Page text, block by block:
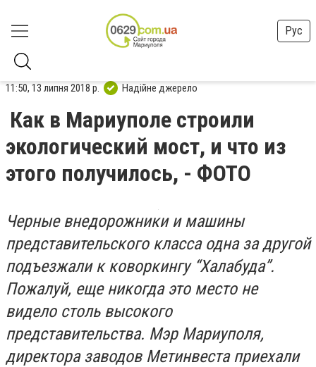
Рус
11:50, 13 липня 2018 р. Надійне джерело
Как в Мариуполе строили
экологический мост, и что из
этого получилось, - ФОТО
Черные внедорожники и машины
представительского класса одна за другой
подъезжали к коворкингу “Халабуда”.
Пожалуй, еще никогда это место не
видело столь высокого
представительства. Мэр Мариуполя,
директора заводов Метинвеста приехали